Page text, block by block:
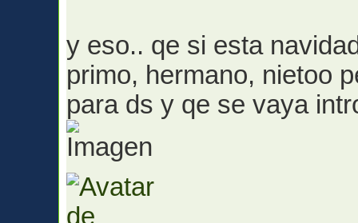
y eso.. qe si esta
primo, hermano, nietoo
para ds y qe se vaya